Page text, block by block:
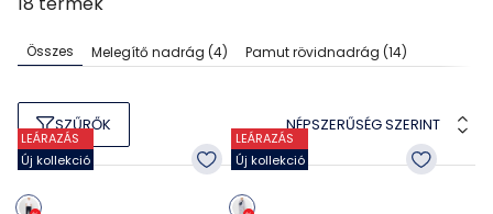
Összes Melegítő nadrág (4) Pamut rövidnadrág (14)
SZŰRŐK NÉPSZERŰSÉG SZERINT
LEÁRAZÁS
Új kollekció
LEÁRAZÁS
Új kollekció